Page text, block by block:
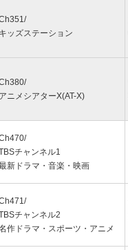
ッズステーション
ニメシアターX(AT-X)
チャンネル1
新ドラマ・音楽・映画
チャンネル2
作ドラマ・スポーツ・アニメ